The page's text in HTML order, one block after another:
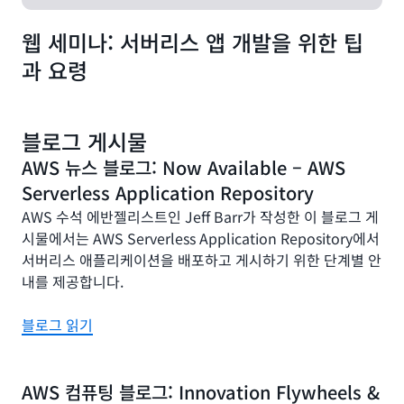
웹 세미나: 서버리스 앱 개발을 위한 팁
과 요령
블로그 게시물
AWS 뉴스 블로그: Now Available – AWS
Serverless Application Repository
AWS 수석 에반젤리스트인 Jeff Barr가 작성한 이 블로그 게
시물에서는 AWS Serverless Application Repository에서
서버리스 애플리케이션을 배포하고 게시하기 위한 단계별 안
내를 제공합니다.
블로그 읽기
AWS 컴퓨팅 블로그: Innovation Flywheels &